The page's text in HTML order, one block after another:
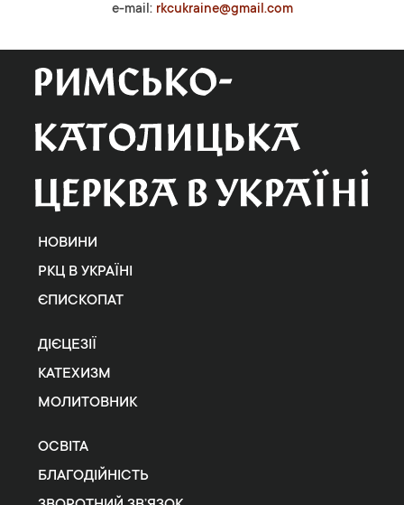
e-mail: rkcukraine@gmail.com
НОВИНИ
РКЦ В УКРАЇНІ
ЄПИСКОПАТ
ДІЄЦЕЗІЇ
КАТЕХИЗМ
МОЛИТОВНИК
ОСВІТА
БЛАГОДІЙНІСТЬ